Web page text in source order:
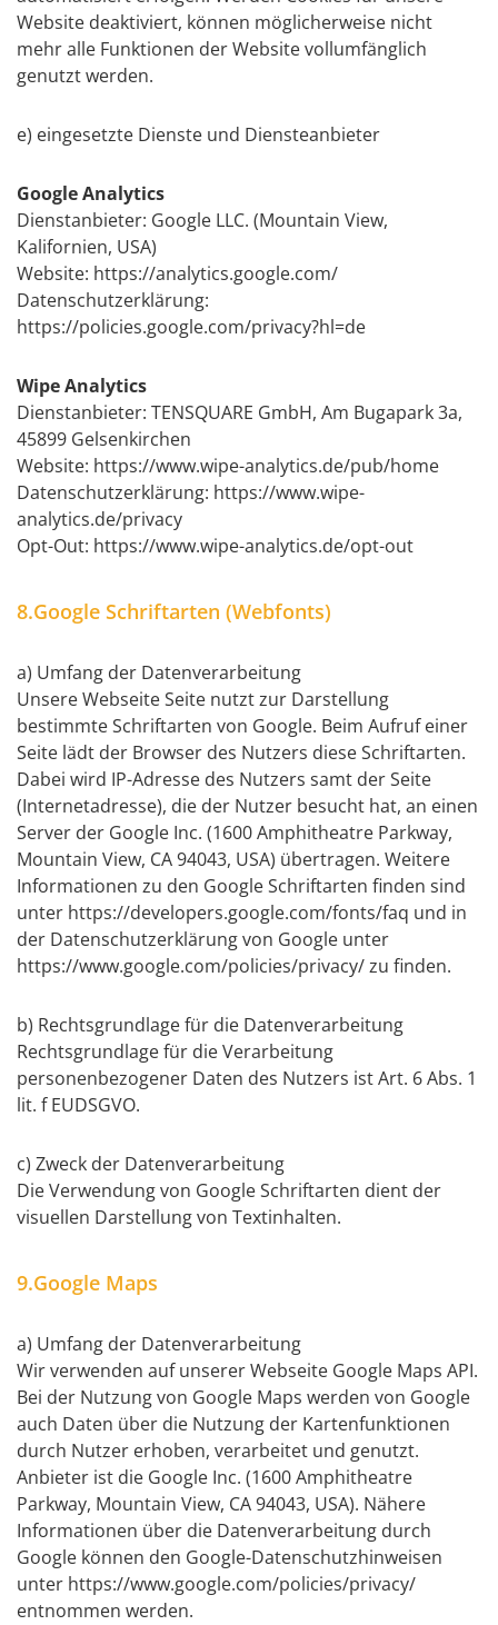
Website deaktiviert, können möglicherweise nicht
mehr alle Funktionen der Website vollumfänglich
genutzt werden.
e) eingesetzte Dienste und Diensteanbieter
Google Analytics
Dienstanbieter: Google LLC. (Mountain View,
Kalifornien, USA)
Website: https://analytics.google.com/
Datenschutzerklärung:
https://policies.google.com/privacy?hl=de
Wipe Analytics
Dienstanbieter: TENSQUARE GmbH, Am Bugapark 3a,
45899 Gelsenkirchen
Website: https://www.wipe-analytics.de/pub/home
Datenschutzerklärung: https://www.wipe-
analytics.de/privacy
Opt-Out: https://www.wipe-analytics.de/opt-out
8.Google Schriftarten (Webfonts)
a) Umfang der Datenverarbeitung
Unsere Webseite Seite nutzt zur Darstellung
bestimmte Schriftarten von Google. Beim Aufruf einer
Seite lädt der Browser des Nutzers diese Schriftarten.
Dabei wird IP-Adresse des Nutzers samt der Seite
(Internetadresse), die der Nutzer besucht hat, an einen
Server der Google Inc. (1600 Amphitheatre Parkway,
Mountain View, CA 94043, USA) übertragen. Weitere
Informationen zu den Google Schriftarten finden sind
unter https://developers.google.com/fonts/faq und in
der Datenschutzerklärung von Google unter
https://www.google.com/policies/privacy/ zu finden.
b) Rechtsgrundlage für die Datenverarbeitung
Rechtsgrundlage für die Verarbeitung
personenbezogener Daten des Nutzers ist Art. 6 Abs. 1
lit. f EUDSGVO.
c) Zweck der Datenverarbeitung
Die Verwendung von Google Schriftarten dient der
visuellen Darstellung von Textinhalten.
9.Google Maps
a) Umfang der Datenverarbeitung
Wir verwenden auf unserer Webseite Google Maps API.
Bei der Nutzung von Google Maps werden von Google
auch Daten über die Nutzung der Kartenfunktionen
durch Nutzer erhoben, verarbeitet und genutzt.
Anbieter ist die Google Inc. (1600 Amphitheatre
Parkway, Mountain View, CA 94043, USA). Nähere
Informationen über die Datenverarbeitung durch
Google können den Google-Datenschutzhinweisen
unter https://www.google.com/policies/privacy/
entnommen werden.